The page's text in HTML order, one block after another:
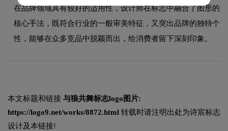
在品牌领域具有较好的适用性，设计师在标志中融合了图形的
核心手法，既符合行业的一般审美特征，又突出品牌的独特个
性，能够在众多竞品中脱颖而出，给消费者留下深刻印象。
本文标题和链接 与狼共舞标志logo图片:
https://logo9.net/works/8872.html 转载时请注明出处为诗宸标志
设计及本链接!